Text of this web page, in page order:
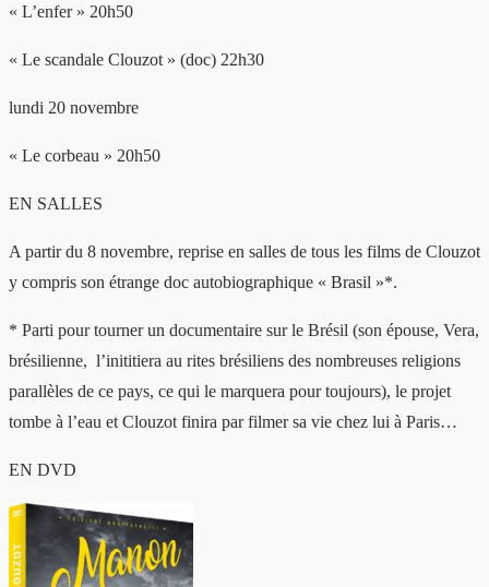
« L’enfer » 20h50
« Le scandale Clouzot » (doc) 22h30
lundi 20 novembre
« Le corbeau » 20h50
EN SALLES
A partir du 8 novembre, reprise en salles de tous les films de Clouzot
y compris son étrange doc autobiographique « Brasil »*.
* Parti pour tourner un documentaire sur le Brésil (son épouse, Vera,
brésilienne, l’inititiera au rites brésiliens des nombreuses religions
parallèles de ce pays, ce qui le marquera pour toujours), le projet
tombe à l’eau et Clouzot finira par filmer sa vie chez lui à Paris…
EN DVD